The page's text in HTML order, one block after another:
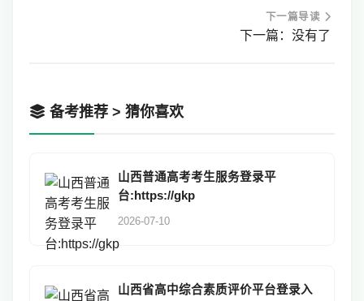
下一篇导读
下一篇：没有了
备考推荐 > 猜你喜欢
山西普通高考考生服务登录平
台:https://gkp
2026-07-10
山西省高中综合素质评价平台登录入